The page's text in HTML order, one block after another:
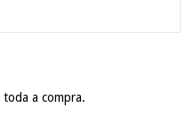
a compra.